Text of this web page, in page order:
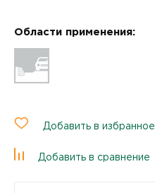
Области применения:
Добавить в избранное
Добавить в сравнение